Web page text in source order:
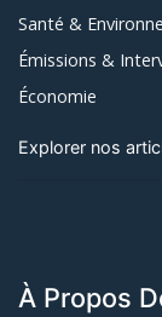
Santé &
Émissions &
Économie
Explorer nos
À Propos